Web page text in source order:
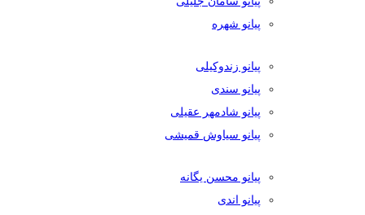
پیانو شهره
پیانو زندوکیلی
پیانو سندی
پیانو شادمهر عقیلی
پیانو سیاوش قمیشی
پیانو محسن یگانه
پیانو اندی